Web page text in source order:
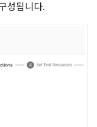
성됩니다.